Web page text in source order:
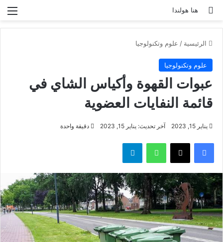
هنا هولندا
بحث عن
الرئيسية / علوم وتكنولوجيا
علوم وتكنولوجيا
عبوات القهوة وأكياس الشاي في
قائمة النفايات العضوية
يناير 15, 2023 آخر تحديث: يناير 15, 2023 دقيقة واحدة
فيسبوك ‫X واتساب تيلقرام